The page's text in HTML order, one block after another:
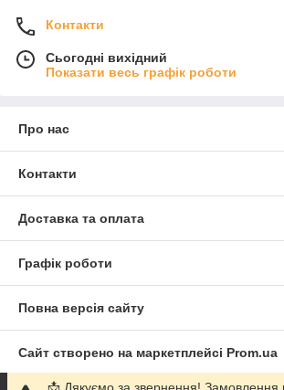
Контакти
Сьогодні вихідний
Показати весь графік роботи
Про нас
Контакти
Доставка та оплата
Графік роботи
Повна версія сайту
Сайт створено на маркетплейсі Prom.ua